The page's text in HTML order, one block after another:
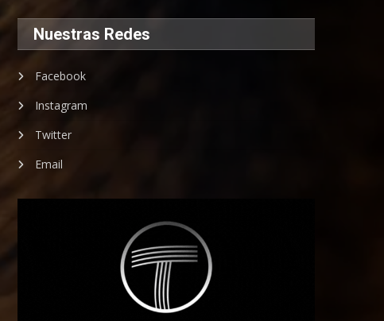
Nuestras Redes
Facebook
Instagram
Twitter
Email